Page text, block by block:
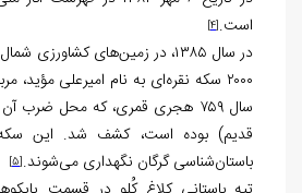
است.[4]
در سال ۱۳۸۵، در زمین‌های
۲۰۰۰ سکه نقره‌ای به نام امیرعلی
سال ۷۵۹ هجری قمری، که محل ضرب
قدیم) بوده است، کشف شد. این
باستان‌شناسی گرگان نگهداری می‌شوند.[5]